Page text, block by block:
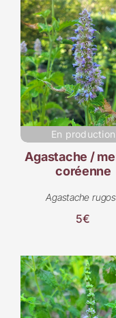
En production
Agastache /
coréenne
Agastache
5€